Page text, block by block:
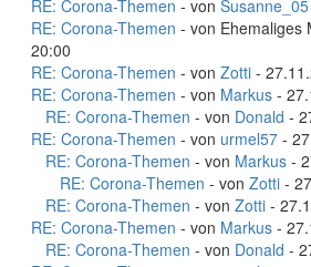
RE: Corona-Themen - von Susanne_05
RE: Corona-Themen - von Ehemaliges
20:00
RE: Corona-Themen - von Zotti -
RE: Corona-Themen - von Markus -
RE: Corona-Themen - von Donald -
RE: Corona-Themen - von urmel57 -
RE: Corona-Themen - von Markus -
RE: Corona-Themen - von Zotti -
RE: Corona-Themen - von Zotti -
RE: Corona-Themen - von Markus -
RE: Corona-Themen - von Donald -